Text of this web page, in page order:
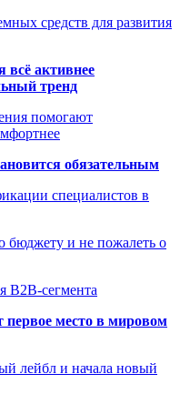
средств для развития
активнее
тренд
помогают
обязательным
специалистов в
бюджету и не пожалеть о
B2B-сегмента
место в мировом
лейбл и начала новый